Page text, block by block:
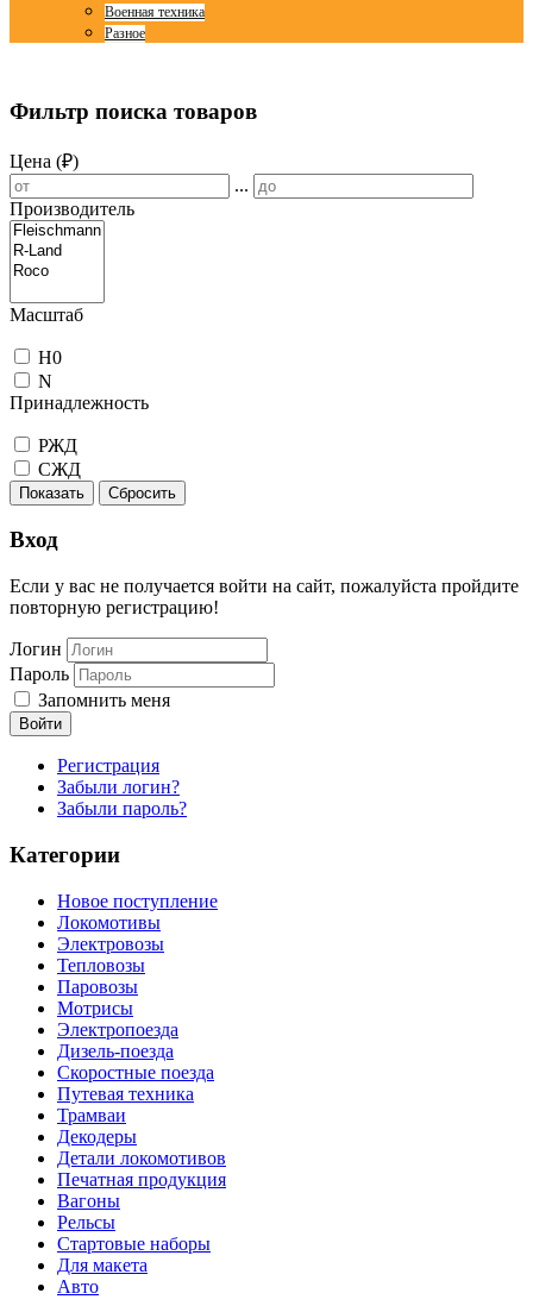
Военная техника
Разное
Фильтр поиска товаров
Цена (₽)
...
Производитель
Масштаб
H0
N
Принадлежность
РЖД
СЖД
Показать Сбросить
Вход
Если у вас не получается войти на сайт, пожалуйста пройдите
повторную регистрацию!
Логин
Пароль
Запомнить меня
Войти
Регистрация
Забыли логин?
Забыли пароль?
Категории
Новое поступление
Локомотивы
Электровозы
Тепловозы
Паровозы
Мотрисы
Электропоезда
Дизель-поезда
Скоростные поезда
Путевая техника
Трамваи
Декодеры
Детали локомотивов
Печатная продукция
Вагоны
Рельсы
Стартовые наборы
Для макета
Авто